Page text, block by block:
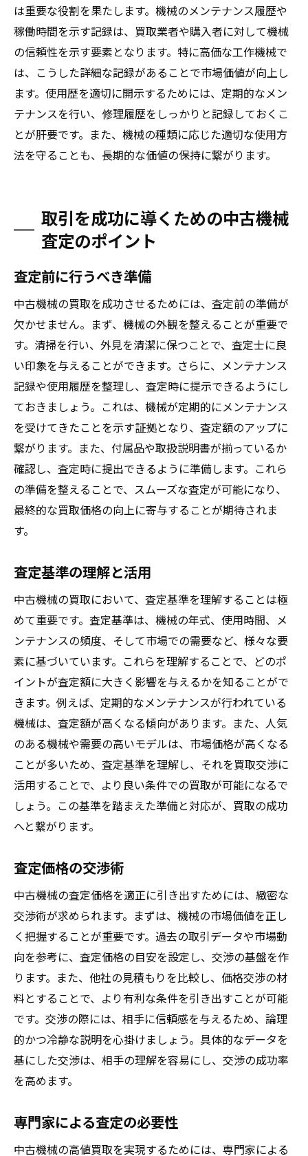
は重要な役割を果たします。機械のメンテナンス履歴や
稼働時間を示す記録は、買取業者や購入者に対して機械
の信頼性を示す要素となります。特に高価な工作機械で
は、こうした詳細な記録があることで市場価値が向上し
ます。使用歴を適切に開示するためには、定期的なメン
テナンスを行い、修理履歴をしっかりと記録しておくこ
とが肝要です。また、機械の種類に応じた適切な使用方
法を守ることも、長期的な価値の保持に繋がります。
取引を成功に導くための中古機械
査定のポイント
査定前に行うべき準備
中古機械の買取を成功させるためには、査定前の準備が
欠かせません。まず、機械の外観を整えることが重要で
す。清掃を行い、外見を清潔に保つことで、査定士に良
い印象を与えることができます。さらに、メンテナンス
記録や使用履歴を整理し、査定時に提示できるようにし
ておきましょう。これは、機械が定期的にメンテナンス
を受けてきたことを示す証拠となり、査定額のアップに
繋がります。また、付属品や取扱説明書が揃っているか
確認し、査定時に提出できるように準備します。これら
の準備を整えることで、スムーズな査定が可能になり、
最終的な買取価格の向上に寄与することが期待されま
す。
査定基準の理解と活用
中古機械の買取において、査定基準を理解することは極
めて重要です。査定基準は、機械の年式、使用時間、メ
ンテナンスの頻度、そして市場での需要など、様々な要
素に基づいています。これらを理解することで、どのポ
イントが査定額に大きく影響を与えるかを知ることがで
きます。例えば、定期的なメンテナンスが行われている
機械は、査定額が高くなる傾向があります。また、人気
のある機械や需要の高いモデルは、市場価格が高くなる
ことが多いため、査定基準を理解し、それを買取交渉に
活用することで、より良い条件での買取が可能になるで
しょう。この基準を踏まえた準備と対応が、買取の成功
へと繋がります。
査定価格の交渉術
中古機械の査定価格を適正に引き出すためには、緻密な
交渉術が求められます。まずは、機械の市場価値を正し
く把握することが重要です。過去の取引データや市場動
向を参考に、査定価格の目安を設定し、交渉の基盤を作
ります。また、他社の見積もりを比較し、価格交渉の材
料とすることで、より有利な条件を引き出すことが可能
です。交渉の際には、相手に信頼感を与えるため、論理
的かつ冷静な説明を心掛けましょう。具体的なデータを
基にした交渉は、相手の理解を容易にし、交渉の成功率
を高めます。
専門家による査定の必要性
中古機械の高値買取を実現するためには、専門家による